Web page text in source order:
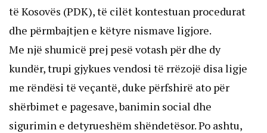
të Kosovës (PDK), të cilët kontestuan procedurat
dhe përmbajtjen e këtyre nismave ligjore.
Me një shumicë prej pesë votash për dhe dy
kundër, trupi gjykues vendosi të rrëzojë disa ligje
me rëndësi të veçantë, duke përfshirë ato për
shërbimet e pagesave, banimin social dhe
sigurimin e detyrueshëm shëndetësor. Po ashtu,